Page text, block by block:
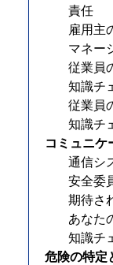
責任
雇用主
マネー
従業員
知識チ
従業員
知識チ
コミュニケ
通信シ
安全委
期待さ
あなた
知識チ
危険の特定